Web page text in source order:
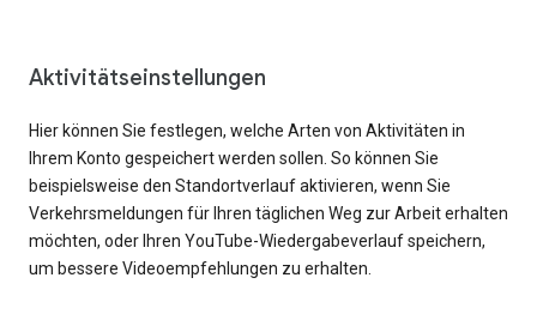
Aktivitätseinstellungen
Hier können Sie festlegen, welche Arten von Aktivitäten in
Ihrem Konto gespeichert werden sollen. So können Sie
beispielsweise den Standortverlauf aktivieren, wenn Sie
Verkehrsmeldungen für Ihren täglichen Weg zur Arbeit erhalten
möchten, oder Ihren YouTube-Wiedergabeverlauf speichern,
um bessere Videoempfehlungen zu erhalten.